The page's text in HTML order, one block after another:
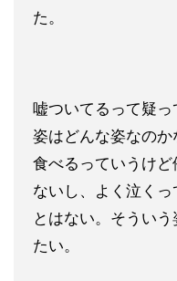
た。
嘘ついてるって疑
姿はどんな姿なのか
食べるっていうけど
ないし、よく泣く
とはない。そうい
たい。